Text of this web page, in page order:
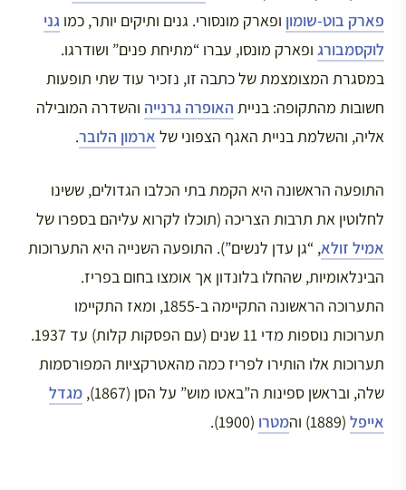
פארק בוט-שומון ופארק מונסורי. גנים ותיקים יותר, כמו גני
לוקסמבורג ופארק מונסו, עברו “מתיחת פנים” ושודרגו.
במסגרת המצומצמת של כתבה זו, נזכיר עוד שתי תופעות
חשובות מהתקופה: בניית האופרה גרנייה והשדרה המובילה
אליה, והשלמת בניית האגף הצפוני של ארמון הלובר.
התופעה הראשונה היא הקמת בתי הכלבו הגדולים, ששינו
לחלוטין את תרבות הצריכה (תוכלו לקרוא עליהם בספרו של
אמיל זולא, “גן עדן לנשים”). התופעה השנייה היא התערוכות
הבינלאומיות, שהחלו בלונדון אך אומצו בחום בפריז.
התערוכה הראשונה התקיימה ב-1855, ומאז התקיימו
תערוכות נוספות מדי 11 שנים (עם הפסקות קלות) עד 1937.
תערוכות אלו הותירו לפריז כמה מהאטרקציות המפורסמות
שלה, ובראשן ספינות ה”באטו מוש” על הסן (1867),
מגדל
אייפל (1889) וה מטרו (1900).